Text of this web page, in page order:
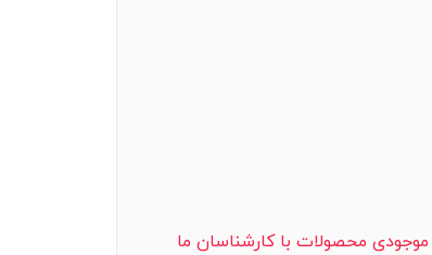
محصولات با کارشناسان ما